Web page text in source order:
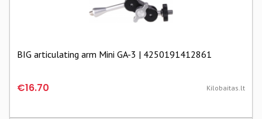
BIG articulating arm Mini GA-3 | 4250191412861
€16.70 Kilobaitas.lt